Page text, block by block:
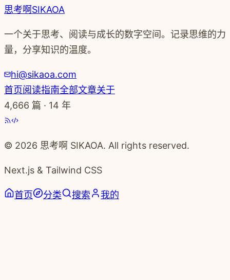
思考啊SIKAOA
一个关于思考、阅读与成长的数字空间。记录思维的力
量，分享知识的温度。
hi@sikaoa.com
首页阅读指南全部文章关于
4,666 篇 · 14 年
© 2026 思考啊 SIKAOA. All rights reserved.
Next.js & Tailwind CSS
首页 分类 搜索 我的